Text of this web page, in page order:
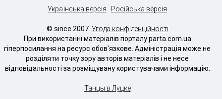
Українська версія Російська версія
© since 2007. Угода конфіденційності
При використанні матеріалів порталу parta.com.ua
гіперпосилання на ресурс обов'язкове. Адміністрація може не
розділяти точку зору авторів матеріалів і не несе
відповідальності за розміщувану користувачами інформацію.
Танцы в Луцке